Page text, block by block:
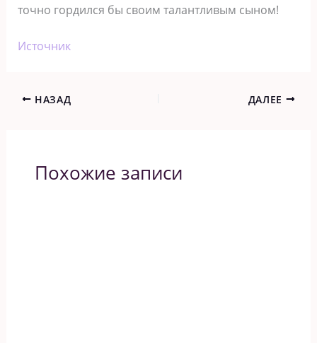
точно гордился бы своим талантливым сыном!
Источник
НАЗАД ДАЛЕЕ
Похожие записи